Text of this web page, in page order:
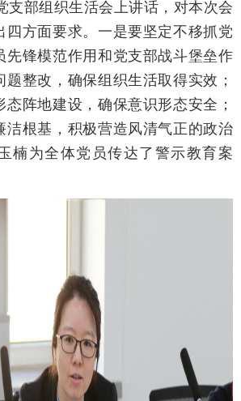
部组织生活会上讲话，对本次会
四方面要求。一是要坚定不移抓党
先锋模范作用和党支部战斗堡垒作
题整改，确保组织生活取得实效；
态阵地建设，确保意识形态安全；
洁根基，积极营造风清气正的政治
楠为全体党员传达了警示教育案